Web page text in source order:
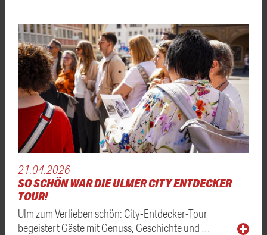
21.04.2026
SO SCHÖN WAR DIE ULMER CITY ENTDECKER
TOUR!
Ulm zum Verlieben schön: City-Entdecker-Tour
begeistert Gäste mit Genuss, Geschichte und …